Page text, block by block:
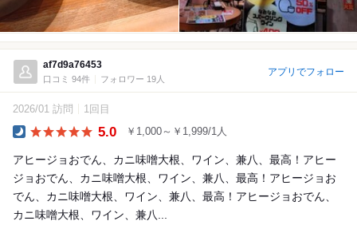
af7d9a76453
口コミ 94件 フォロワー 19人
アプリでフォロー
2026/01 訪問 1回目
5.0 ￥1,000～￥1,999/1人
アヒージョおでん、カニ味噌大根、ワイン、兼八、最高！アヒー
ジョおでん、カニ味噌大根、ワイン、兼八、最高！アヒージョお
でん、カニ味噌大根、ワイン、兼八、最高！アヒージョおでん、
カニ味噌大根、ワイン、兼八...